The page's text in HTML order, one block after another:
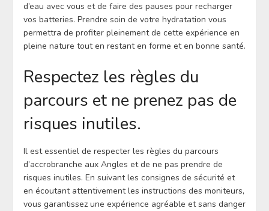
d’eau avec vous et de faire des pauses pour recharger
vos batteries. Prendre soin de votre hydratation vous
permettra de profiter pleinement de cette expérience en
pleine nature tout en restant en forme et en bonne santé.
Respectez les règles du
parcours et ne prenez pas de
risques inutiles.
Il est essentiel de respecter les règles du parcours
d’accrobranche aux Angles et de ne pas prendre de
risques inutiles. En suivant les consignes de sécurité et
en écoutant attentivement les instructions des moniteurs,
vous garantissez une expérience agréable et sans danger